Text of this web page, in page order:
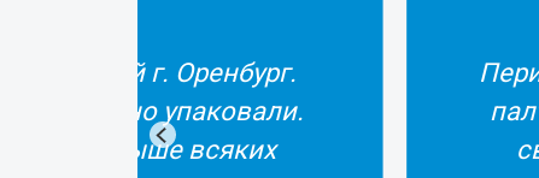
заказываю здесь рыбу: ёрш вяленый,
и др. хочу сказать, что всегда вся рыбка
вкусная, нареканий не было. Спасибо!